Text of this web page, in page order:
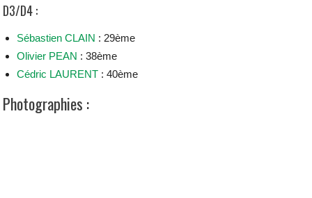
D3/D4 :
Sébastien CLAIN : 29ème
Olivier PEAN : 38ème
Cédric LAURENT : 40ème
Photographies :